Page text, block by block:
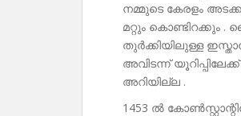
നമ്മുടെ കേരളം
മറ്റും കൊണ്ടിറക്കും .
തുർക്കിയിലുള്ള
അവിടന്ന്
അറിയില്ല .
1453 ൽ